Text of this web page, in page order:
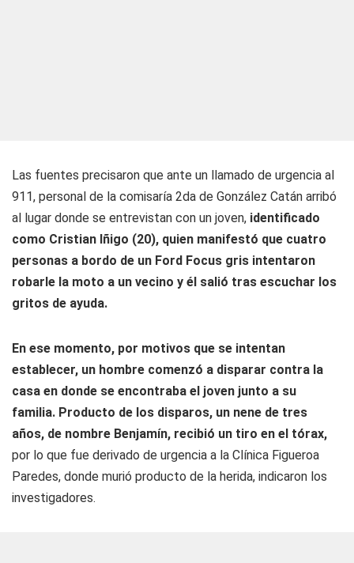
Las fuentes precisaron que ante un llamado de urgencia al
911, personal de la comisaría 2da de González Catán arribó
al lugar donde se entrevistan con un joven, identificado
como Cristian Iñigo (20), quien manifestó que cuatro
personas a bordo de un Ford Focus gris intentaron
robarle la moto a un vecino y él salió tras escuchar los
gritos de ayuda.
En ese momento, por motivos que se intentan
establecer, un hombre comenzó a disparar contra la
casa en donde se encontraba el joven junto a su
familia. Producto de los disparos, un nene de tres
años, de nombre Benjamín, recibió un tiro en el tórax,
por lo que fue derivado de urgencia a la Clínica Figueroa
Paredes, donde murió producto de la herida, indicaron los
investigadores.